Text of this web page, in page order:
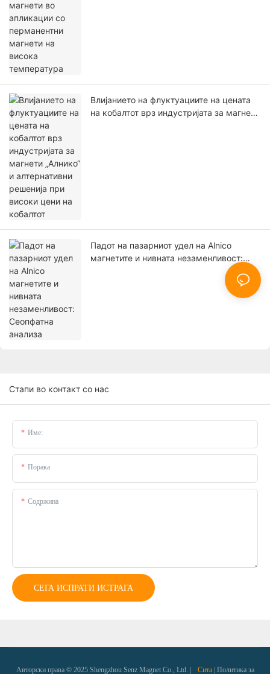
Влијанието на флуктуациите на цената
на кобалтот врз индустријата за магнети
Падот на пазарниот удел на Alnico
магнетите и нивната незаменливост:
Стапи во контакт со нас
Име:
Порака
Содржина
СЕГА ИСПРАТИ ИСТРАГА
Авторски права © 2025 Shengzhou Senz Magnet Co., Ltd. | Сита | Политика за